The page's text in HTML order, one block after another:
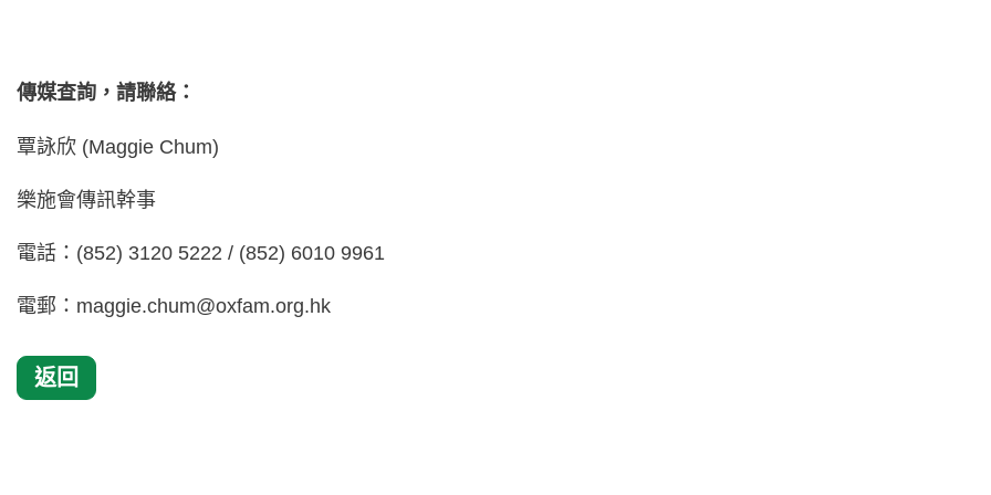
傳媒查詢，請聯絡：
覃詠欣 (Maggie Chum)
樂施會傳訊幹事
電話：(852) 3120 5222 / (852) 6010 9961
電郵： maggie.chum@oxfam.org.hk
返回